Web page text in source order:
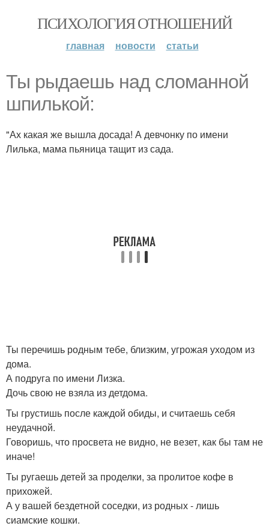
ПСИХОЛОГИЯ ОТНОШЕНИЙ
главная новости статьи
Ты рыдаешь над сломанной
шпилькой:
"Ах какая же вышла досада! А девчонку по имени
Лилька, мама пьяница тащит из сада.
Ты перечишь родным тебе, близким, угрожая уходом из
дома.
А подруга по имени Лизка.
Дочь свою не взяла из детдома.
Ты грустишь после каждой обиды, и считаешь себя
неудачной.
Говоришь, что просвета не видно, не везет, как бы там не
иначе!
Ты ругаешь детей за проделки, за пролитое кофе в
прихожей.
А у вашей бездетной соседки, из родных - лишь
сиамские кошки.